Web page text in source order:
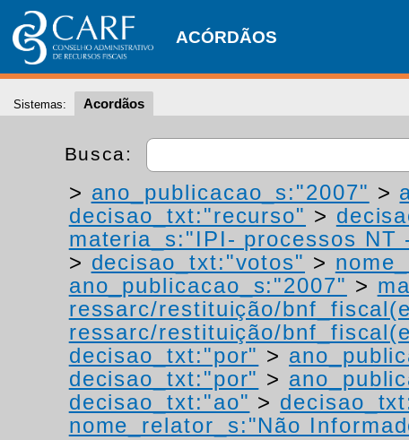
ACÓRDÃOS
Sistemas: Acordãos
Busca:
> ano_publicacao_s:"2007" >
decisao_txt:"recurso" >
materia_s:"IPI- processos
> decisao_txt:"votos" >
ano_publicacao_s:"2007" >
ressarc/restituição/
ressarc/restituição/
decisao_txt:"por" >
decisao_txt:"por" >
decisao_txt:"ao" >
nome_relator_s:"Não